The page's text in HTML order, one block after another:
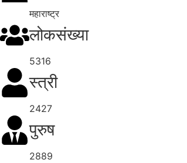
महाराष्ट्र
लोकसंख्या
5316
स्त्री
2427
पुरुष
2889